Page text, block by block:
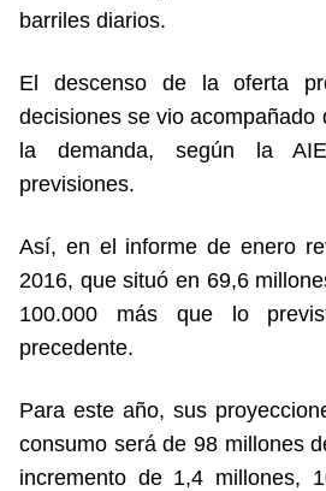
barriles diarios.
El descenso de la oferta
decisiones se vio acompañado
la demanda, según la
previsiones.
Así, en el informe de enero
2016, que situó en 69,6
100.000 más que lo
precedente.
Para este año, sus
consumo será de 98 millones
incremento de 1,4 millones,